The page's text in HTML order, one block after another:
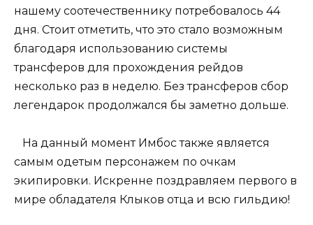
нашему соотечественнику потребовалось 44
дня. Стоит отметить, что это стало возможным
благодаря использованию системы
трансферов для прохождения рейдов
несколько раз в неделю. Без трансферов сбор
легендарок продолжался бы заметно дольше.
На данный момент Имбос также является
самым одетым персонажем по очкам
экипировки. Искренне поздравляем первого в
мире обладателя Клыков отца и всю гильдию!